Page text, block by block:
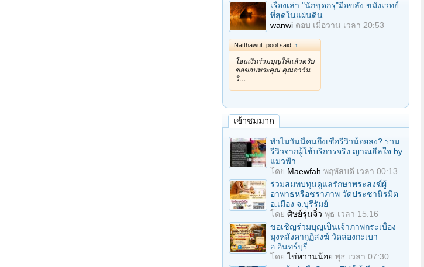
เรื่องเล่า "นักขุดกรุ"มือขลัง ขมังเวทย์
ที่สุดในแผ่นดิน
wanwi ตอบ เมื่อวาน เวลา 20:53
Natthawut_pool said: ↑
โอนเงินร่วมบุญให้แล้วครับ
ขอขอบพระคุณ คุณอาวัน
วิ…
เข้าชมมาก
ทำไมวันนี้คนถึงเชื่อรีวิวน้อยลง? รวม
รีวิวจากผู้ใช้บริการจริง ญาณฮีลใจ by
แมวฟ้า
โดย Maewfah พฤหัสบดี เวลา 00:13
ร่วมสมทบทุนดูแลรักษาพระสงฆ์ผู้
อาพาธหรือชราภาพ วัดประชานิรมิต
อ.เมือง จ.บุรีรัมย์
โดย ศิษย์รุ่นจิ๋ว พุธ เวลา 15:16
ขอเชิญร่วมบุญเป็นเจ้าภาพกระเบื้อง
มุงหลังคากุฏิสงฆ์ วัดล่องกะเบา
อ.อินทร์บุรี...
โดยไข่หวานน้อย พุธ เวลา 07:30